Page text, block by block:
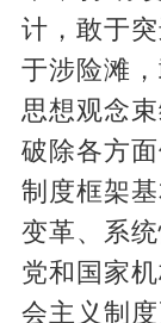
计，敢于
于涉险滩
思想观念
破除各方
制度框架
变革、系
党和国家
会主义制